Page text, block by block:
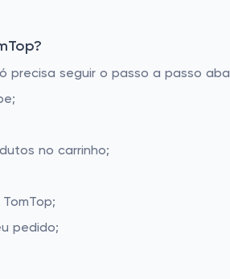
precisa seguir o passo a passo
no carrinho;
pedido;